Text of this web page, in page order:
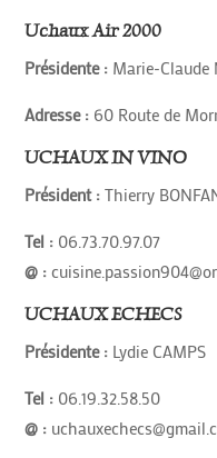
Uchaux Air 2000
Présidente : Marie-Claude
Adresse : 60 Route de
UCHAUX IN VINO
Président : Thierry
Tel : 06.73.70.97.07
@ :
UCHAUX ECHECS
Présidente : Lydie CAMPS
Tel : 06.19.32.58.50
@ :